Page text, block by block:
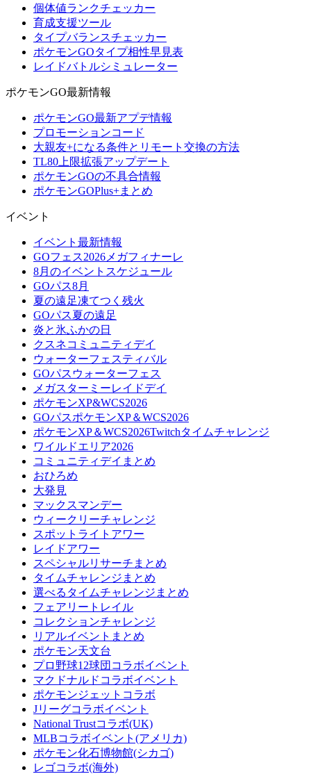
個体値ランクチェッカー
育成支援ツール
タイプバランスチェッカー
ポケモンGOタイプ相性早見表
レイドバトルシミュレーター
ポケモンGO最新情報
ポケモンGO最新アプデ情報
プロモーションコード
大親友+になる条件とリモート交換の方法
TL80上限拡張アップデート
ポケモンGOの不具合情報
ポケモンGOPlus+まとめ
イベント
イベント最新情報
GOフェス2026メガフィナーレ
8月のイベントスケジュール
GOパス8月
夏の遠足凍てつく残火
GOパス夏の遠足
炎と氷ふかの日
クスネコミュニティデイ
ウォーターフェスティバル
GOパスウォーターフェス
メガスターミーレイドデイ
ポケモンXP&WCS2026
GOパスポケモンXP＆WCS2026
ポケモンXP＆WCS2026Twitchタイムチャレンジ
ワイルドエリア2026
コミュニティデイまとめ
おひろめ
大発見
マックスマンデー
ウィークリーチャレンジ
スポットライトアワー
レイドアワー
スペシャルリサーチまとめ
タイムチャレンジまとめ
選べるタイムチャレンジまとめ
フェアリートレイル
コレクションチャレンジ
リアルイベントまとめ
ポケモン天文台
プロ野球12球団コラボイベント
マクドナルドコラボイベント
ポケモンジェットコラボ
Jリーグコラボイベント
National Trustコラボ(UK)
MLBコラボイベント(アメリカ)
ポケモン化石博物館(シカゴ)
レゴコラボ(海外)